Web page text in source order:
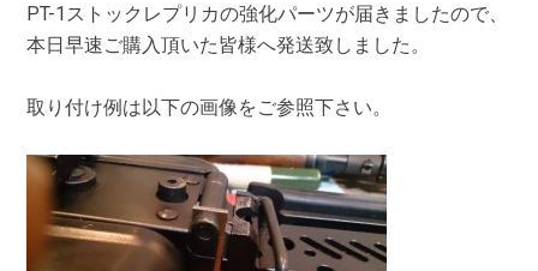
PT-1ストックレプリカの強化パーツが届きましたので、
本日早速ご購入頂いた皆様へ発送致しました。
取り付け例は以下の画像をご参照下さい。